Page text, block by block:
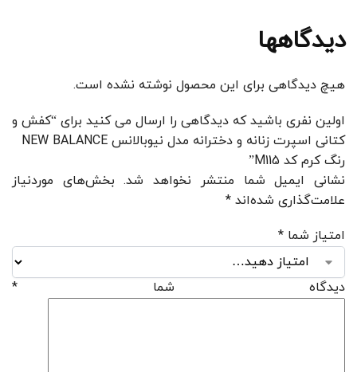
دیدگاهها
هیچ دیدگاهی برای این محصول نوشته نشده است.
اولین نفری باشید که دیدگاهی را ارسال می کنید برای “کفش و
کتانی اسپرت زنانه و دخترانه مدل نیوبالانس NEW BALANCE
رنگ کرم کد M115”
نشانی ایمیل شما منتشر نخواهد شد. بخش‌های موردنیاز
علامت‌گذاری شده‌اند *
امتیاز شما *
دیدگاه شما *